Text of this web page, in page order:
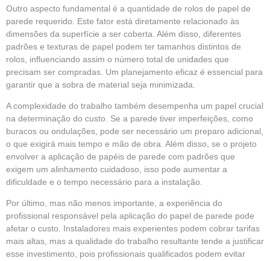
Outro aspecto fundamental é a quantidade de rolos de papel de
parede requerido. Este fator está diretamente relacionado às
dimensões da superfície a ser coberta. Além disso, diferentes
padrões e texturas de papel podem ter tamanhos distintos de
rolos, influenciando assim o número total de unidades que
precisam ser compradas. Um planejamento eficaz é essencial para
garantir que a sobra de material seja minimizada.
A complexidade do trabalho também desempenha um papel crucial
na determinação do custo. Se a parede tiver imperfeições, como
buracos ou ondulações, pode ser necessário um preparo adicional,
o que exigirá mais tempo e mão de obra. Além disso, se o projeto
envolver a aplicação de papéis de parede com padrões que
exigem um alinhamento cuidadoso, isso pode aumentar a
dificuldade e o tempo necessário para a instalação.
Por último, mas não menos importante, a experiência do
profissional responsável pela aplicação do papel de parede pode
afetar o custo. Instaladores mais experientes podem cobrar tarifas
mais altas, mas a qualidade do trabalho resultante tende a justificar
esse investimento, pois profissionais qualificados podem evitar